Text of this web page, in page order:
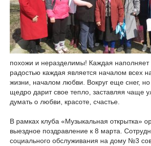
похожи и неразделимы! Каждая наполняет
радостью каждая является началом всех
жизни, началом любви. Вокруг еще снег,
щедро дарит свое тепло, заставляя чаще
думать о любви, красоте, счастье.
В рамках клуба «Музыкальная открытка»
выездное поздравление к 8 марта.
социального обслуживания на дому №3